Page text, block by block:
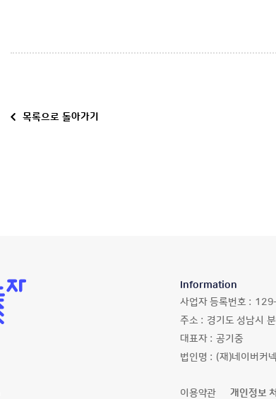
목록으로 돌아가기
Information
사업자 등록번호 :
주소 : 경기도 성남시
대표자 : 공기중
법인명 : (재)네이버커
이용약관 개인정보